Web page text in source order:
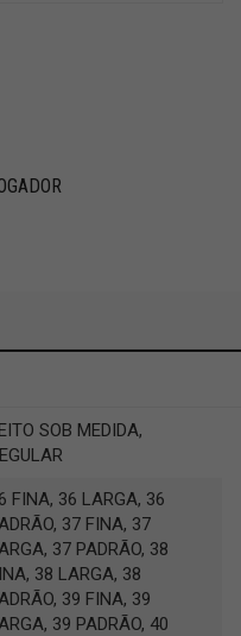
SOB MEDIDA,
FINA, 36 LARGA, 36
37 FINA, 37
37 PADRÃO, 38
38 LARGA, 38
39 FINA, 39
39 PADRÃO, 40